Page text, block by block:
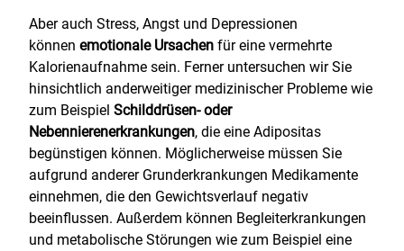
Aber auch Stress, Angst und Depressionen
können emotionale Ursachen für eine vermehrte
Kalorienaufnahme sein. Ferner untersuchen wir Sie
hinsichtlich anderweitiger medizinischer Probleme wie
zum Beispiel Schilddrüsen- oder
Nebennierenerkrankungen, die eine Adipositas
begünstigen können. Möglicherweise müssen Sie
aufgrund anderer Grunderkrankungen Medikamente
einnehmen, die den Gewichtsverlauf negativ
beeinflussen. Außerdem können Begleiterkrankungen
und metabolische Störungen wie zum Beispiel eine